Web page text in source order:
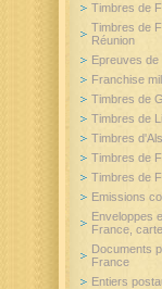
Timbres de
Timbres de
Réunion
Epreuves
Franchise
Timbres de
Timbres de
Timbres
Timbres de
Timbres de
Emissions
Enveloppes
France,
Documents
France
Entiers